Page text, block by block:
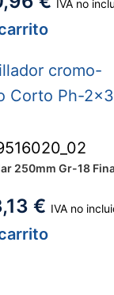
IVA no
250mm Gr-18
€ IVA no